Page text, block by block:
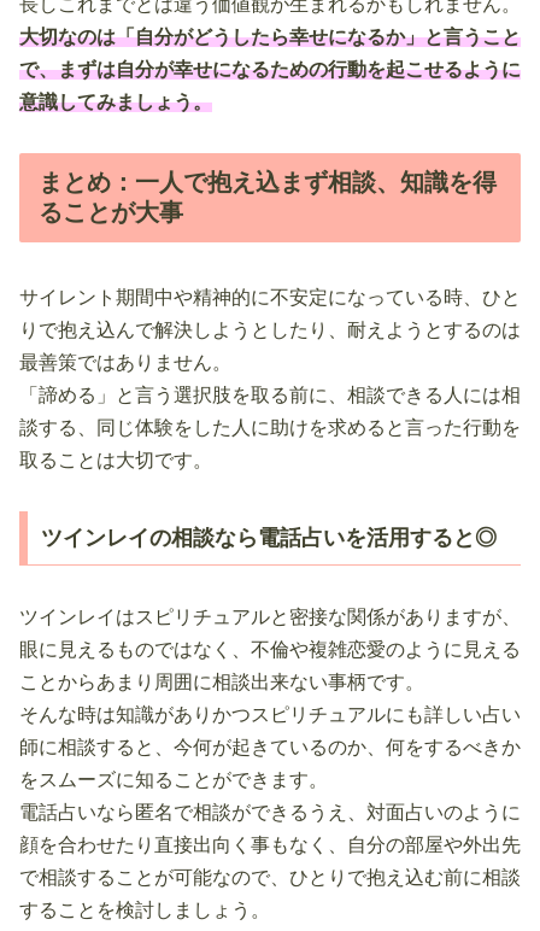
長しこれまでとは違う価値観が生まれるかもしれません。
大切なのは「自分がどうしたら幸せになるか」と言うこと
で、まずは自分が幸せになるための行動を起こせるように
意識してみましょう。
まとめ：一人で抱え込まず相談、知識を得
ることが大事
サイレント期間中や精神的に不安定になっている時、ひと
りで抱え込んで解決しようとしたり、耐えようとするのは
最善策ではありません。
「諦める」と言う選択肢を取る前に、相談できる人には相
談する、同じ体験をした人に助けを求めると言った行動を
取ることは大切です。
ツインレイの相談なら電話占いを活用すると◎
ツインレイはスピリチュアルと密接な関係がありますが、
眼に見えるものではなく、不倫や複雑恋愛のように見える
ことからあまり周囲に相談出来ない事柄です。
そんな時は知識がありかつスピリチュアルにも詳しい占い
師に相談すると、今何が起きているのか、何をするべきか
をスムーズに知ることができます。
電話占いなら匿名で相談ができるうえ、対面占いのように
顔を合わせたり直接出向く事もなく、自分の部屋や外出先
で相談することが可能なので、ひとりで抱え込む前に相談
することを検討しましょう。